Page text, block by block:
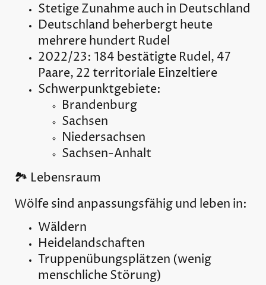
Stetige Zunahme auch in Deutschland
Deutschland beherbergt heute
mehrere hundert Rudel
2022/23: 184 bestätigte Rudel, 47
Paare, 22 territoriale Einzeltiere
Schwerpunktgebiete:
Brandenburg
Sachsen
Niedersachsen
Sachsen-Anhalt
🏞️ Lebensraum
Wölfe sind anpassungsfähig und leben in:
Wäldern
Heidelandschaften
Truppenübungsplätzen (wenig
menschliche Störung)